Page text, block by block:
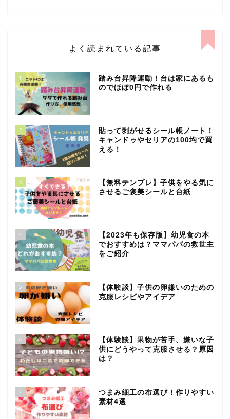
よく読まれている記事
1
踏み台昇降運動！台は家にあるも
のでほぼ0円で作れる
2
貼って剥がせるシール帳ノート！
キャンドゥやセリアの100均で買
える！
3
【無料テンプレ】子供をやる気に
させるご褒美シールと台紙
4
【2023年も保存版】幼児食の本
でおすすめは？ママパパの救世主
をご紹介
5
【体験談】子供の卵嫌いのための
克服レシピやアイデア
6
【体験談】果物が苦手、嫌いな子
供にどうやって克服させる？原因
は？
7
つまみ細工の布選び！作りやすい
素材4選